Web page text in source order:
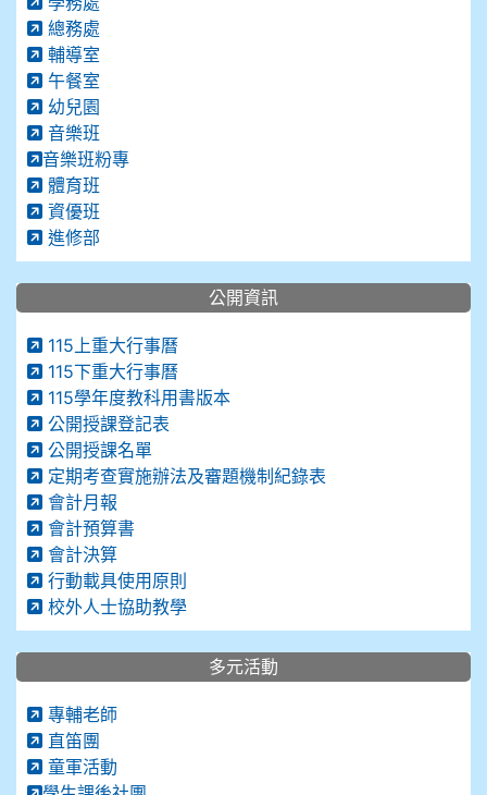
總務處
輔導室
午餐室
幼兒園
音樂班
音樂班粉專
體育班
資優班
進修部
公開資訊
115上重大行事曆
115下重大行事曆
115學年度教科用書版本
公開授課登記表
公開授課名單
定期考查實施辦法及審題機制紀錄表
會計月報
會計預算書
會計決算
行動載具使用原則
校外人士協助教學
多元活動
專輔老師
直笛團
童軍活動